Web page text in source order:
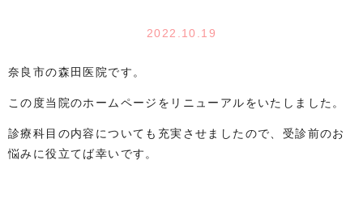
2022.10.19
奈良市の森田医院です。
この度当院のホームページをリニューアルをいたしました。
診療科目の内容についても充実させましたので、受診前のお
悩みに役立てば幸いです。